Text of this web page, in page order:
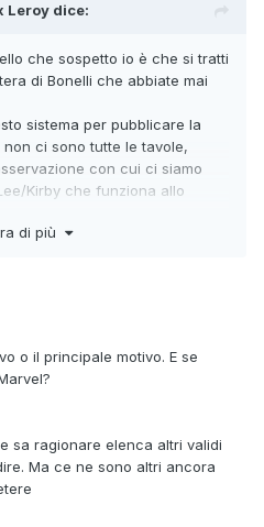
Leroy dice:
che sospetto io è che si tratti
di Bonelli che abbiate mai
sistema per pubblicare la
ci sono tutte le tavole,
con cui ci siamo
Kirby che funziona allo
realizzate per l'occasione, la
F4_SM_289
Se però non finisce o ci
comunque "Se si fossero
di più
o il principale motivo. E se
sa ragionare elenca altri validi
Ma ce ne sono altri ancora